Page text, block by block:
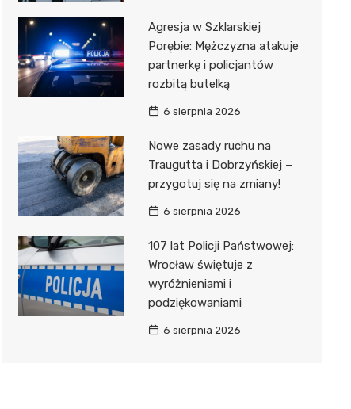
Agresja w Szklarskiej
Porębie: Mężczyzna atakuje
partnerkę i policjantów
rozbitą butelką
6 sierpnia 2026
Nowe zasady ruchu na
Traugutta i Dobrzyńskiej –
przygotuj się na zmiany!
6 sierpnia 2026
107 lat Policji Państwowej:
Wrocław świętuje z
wyróżnieniami i
podziękowaniami
6 sierpnia 2026